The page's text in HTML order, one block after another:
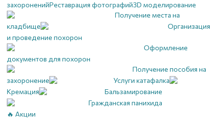
захороненийРеставрация фотографий3D моделирование
Получение места на
кладбище
Организация
и проведение похорон
Оформление
документов для похорон
Получение пособия на
захоронение
Услуги катафалка
Кремация
Бальзамирование
Гражданская панихида
🔥 Акции